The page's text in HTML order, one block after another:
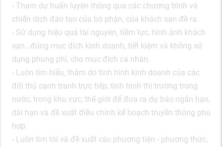
- Tham dự huấn luyện thông qua các chương trình và
chiến dịch đào tạo của bộ phận, của khách sạn đề ra.
- Sử dụng hiệu quả tài nguyên, tiềm lực, hình ảnh khách
sạn…đúng mục đích kinh doanh, tiết kiệm và không sử
dụng phung phí, cho mục đích cá nhân.
- Luôn tìm hiểu, thăm dò tình hình kinh doanh của các
đối thủ cạnh tranh trực tiếp, tình hình thị trường trong
nước, trong khu vực, thế giới để đưa ra dự báo ngắn hạn,
dài hạn và đề xuất điều chỉnh kế hoạch truyền thông phù
hợp.
- Luôn tìm tòi và đề xuất các phương tiện - phương thức,